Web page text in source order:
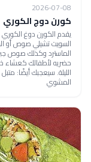
2026-07-08
كورن دوج الكوري
يقدم الكورن دوغ
السويت تشيلي صوص أو
الماسترد وكذلك صوص
حضريه لأطفالك كعشاء
الليلة. سيعجبك أيضًا: متبل
المشوي